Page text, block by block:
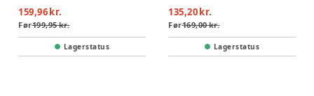
159,96 kr.
Før199,95 kr.
Lagerstatus
135,20 kr.
Før169,00 kr.
Lagerstatus